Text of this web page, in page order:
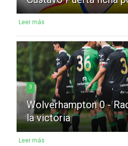
Leer más
3
Wolverhampton 0 -
la victoria
Leer más